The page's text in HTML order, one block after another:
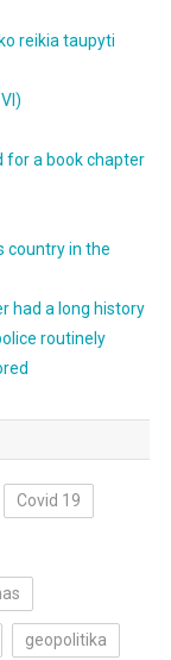
reikia taupyti
for a book chapter
country in the
had a long history
routinely
Covid 19
geopolitika